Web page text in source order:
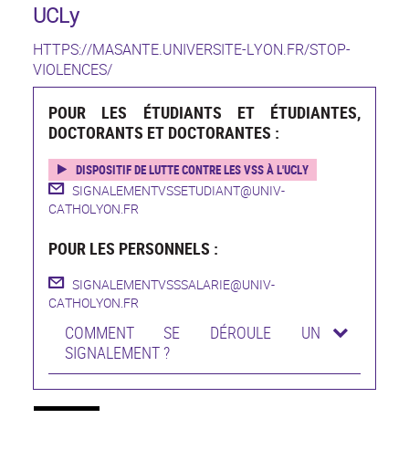
UCLy
HTTPS://MASANTE.UNIVERSITE-LYON.FR/STOP-
VIOLENCES/
POUR LES ÉTUDIANTS ET ÉTUDIANTES,
DOCTORANTS ET DOCTORANTES :
DISPOSITIF DE LUTTE CONTRE LES VSS À L'UCLY
SIGNALEMENTVSSETUDIANT@UNIV-
CATHOLYON.FR
POUR LES PERSONNELS :
SIGNALEMENTVSSSALARIE@UNIV-
CATHOLYON.FR
COMMENT SE DÉROULE UN
SIGNALEMENT ?